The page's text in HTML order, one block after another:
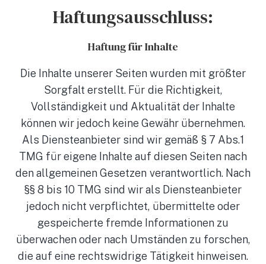
Haftungsausschluss:
Haftung für Inhalte
Die Inhalte unserer Seiten wurden mit größter
Sorgfalt erstellt. Für die Richtigkeit,
Vollständigkeit und Aktualität der Inhalte
können wir jedoch keine Gewähr übernehmen.
Als Diensteanbieter sind wir gemäß § 7 Abs.1
TMG für eigene Inhalte auf diesen Seiten nach
den allgemeinen Gesetzen verantwortlich. Nach
§§ 8 bis 10 TMG sind wir als Diensteanbieter
jedoch nicht verpflichtet, übermittelte oder
gespeicherte fremde Informationen zu
überwachen oder nach Umständen zu forschen,
die auf eine rechtswidrige Tätigkeit hinweisen.